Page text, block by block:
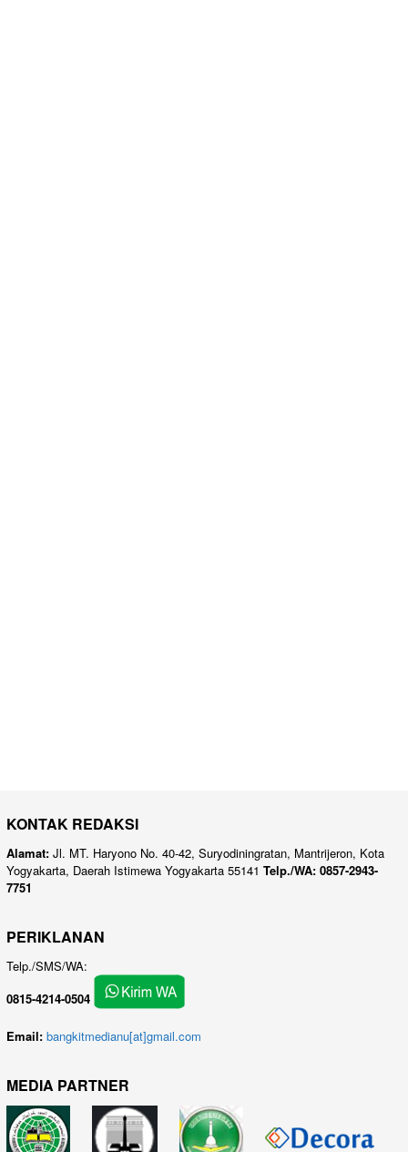
KONTAK REDAKSI
Alamat: Jl. MT. Haryono No. 40-42, Suryodiningratan, Mantrijeron, Kota
Yogyakarta, Daerah Istimewa Yogyakarta 55141 Telp./WA: 0857-2943-
7751
PERIKLANAN
Telp./SMS/WA:
0815-4214-0504
Email: bangkitmedianu[at]gmail.com
MEDIA PARTNER